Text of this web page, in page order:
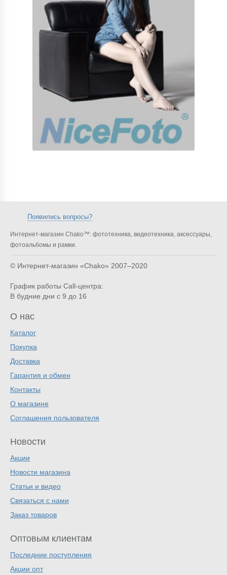
Появились вопросы?
Интернет-магазин Chako™: фототехника, видеотехника, аксессуары,
фотоальбомы и рамки.
© Интернет-магазин «Chako» 2007–2020
График работы Call-центра:
В будние дни с 9 до 16
О нас
Каталог
Покупка
Доставка
Гарантия и обмен
Контакты
О магазине
Соглашения пользователя
Новости
Акции
Новости магазина
Статьи и видео
Связаться с нами
Заказ товаров
Оптовым клиентам
Последние поступления
Акции опт